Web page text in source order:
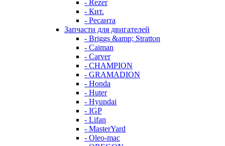
- Rezer
- Кит.
- Ресанта
Запчасти для двигателей
- Briggs &amp; Stratton
- Caiman
- Carver
- CHAMPION
- GRAMADION
- Honda
- Huter
- Hyundai
- IGP
- Lifan
- MasterYard
- Oleo-mac